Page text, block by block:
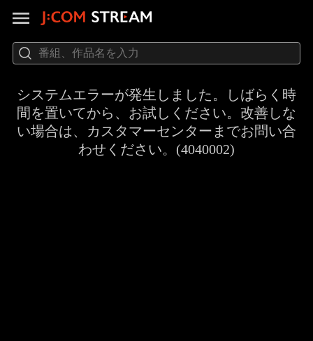
システムエラーが発生しました。しばらく時
間を置いてから、お試しください。改善しな
い場合は、カスタマーセンターまでお問い合
わせください。(4040002)